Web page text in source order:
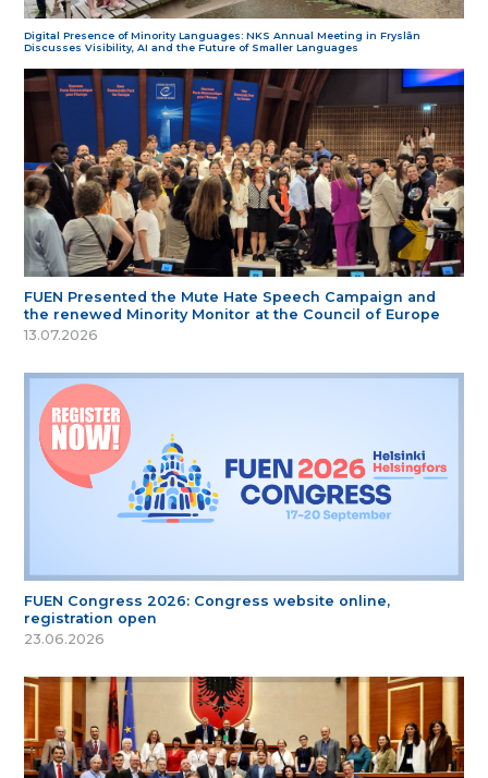
Digital Presence of Minority Languages: NKS Annual Meeting in Fryslân
Discusses Visibility, AI and the Future of Smaller Languages
FUEN Presented the Mute Hate Speech Campaign and
the renewed Minority Monitor at the Council of Europe
13.07.2026
FUEN Congress 2026: Congress website online,
registration open
23.06.2026